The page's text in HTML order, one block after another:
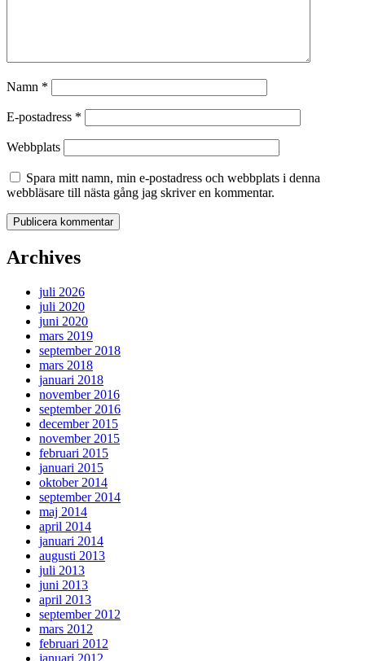
Namn *
E-postadress *
Webbplats
Spara mitt namn, min e-postadress och webbplats i denna
webbläsare till nästa gång jag skriver en kommentar.
Archives
juli 2026
juli 2020
juni 2020
mars 2019
september 2018
mars 2018
januari 2018
november 2016
september 2016
december 2015
november 2015
februari 2015
januari 2015
oktober 2014
september 2014
maj 2014
april 2014
januari 2014
augusti 2013
juli 2013
juni 2013
april 2013
september 2012
mars 2012
februari 2012